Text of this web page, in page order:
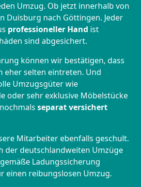
Umzug. Ob jetzt innerhalb von
Duisburg nach Göttingen. Jeder
professioneller Hand ist
sind abgesichert.
können wir bestätigen, dass
eher selten eintreten. Und
Umzugsgüter wie
oder sehr exklusive Möbelstücke
separat versichert
Mitarbeiter ebenfalls geschult.
der deutschlandweiten Umzüge
Ladungssicherung
einen reibungslosen Umzug.